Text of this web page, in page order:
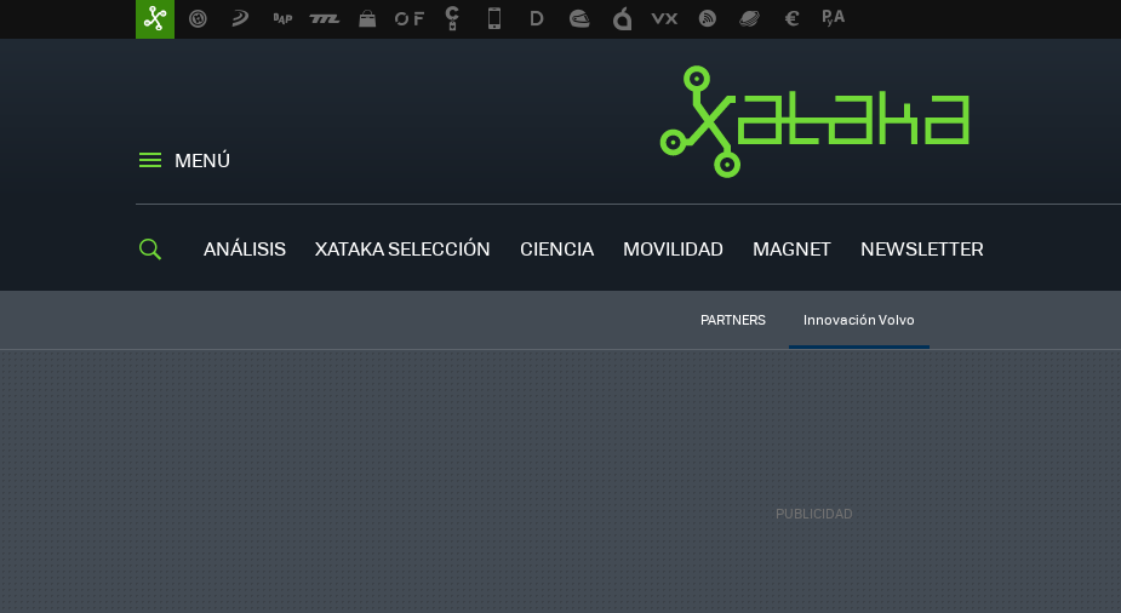
MENÚ
ANÁLISIS XATAKA SELECCIÓN CIENCIA MOVILIDAD MAGNET NEWSLETTER
PARTNERS Innovación Volvo